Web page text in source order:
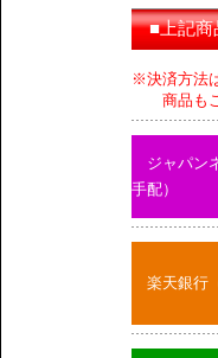
■上記商
※決済方法
商品もご
ジャパン
手配）
楽天銀行